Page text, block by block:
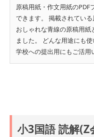
原稿用紙・作文用紙の
できます。 掲載されている
おしゃれな青線の原稿用
ました。 どんな用途にも
学校への提出用にもご活用
小3国語 読解